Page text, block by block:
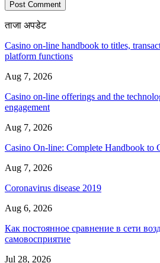
ताजा अपडेट
Casino on-line handbook to titles,
platform functions
Aug 7, 2026
Casino on-line offerings and the
engagement
Aug 7, 2026
Casino On-line: Complete Handbook to
Aug 7, 2026
Coronavirus disease 2019
Aug 6, 2026
Как постоянное сравнение в сети
самовосприятие
Jul 28, 2026